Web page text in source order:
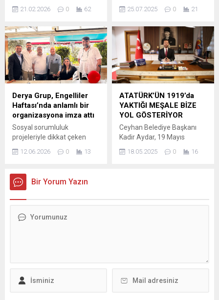
açılması planlanan dev
hızlanacak hem de
sürücüler derin bir nefes
alacak. Adana ile Taşucu
arasındaki seyahat süresi
ise 1 saat 45 dakikaya
inecek. Sürüş güvenliğini ve
kesintisiz trafik akışını
sağlamak amacıyla
güzergâh boyunca devasa
yapılar...
21.02.2026 0 62
Emrah Beriş, Türkiye’nin
üniversiteleri ile birlikte çok
sayıda yabancı üniversitenin
de katıldığı Tercih Fuarında
Çukurova Üniversitesi
standında öğrencilerle bir
araya geldi. Çukurova
Üniversitesi, gençlerin
eğitim hayatlarını
şekillendirecek önemli bir
2025’te yerini alarak
üniversite adaylarını
bilgilendirdi....
25.07.2025 0 21
Derya Grup, Engelliler
Haftası’nda anlamlı bir
organizasyona imza attı
Sosyal sorumluluk
projeleriyle dikkat çeken
Haftası kapsamında anlamlı
Türkiye Sakatlar Derneği
Mersin Şubesi iş birliğiyle
Derya Grup, farkındalık,
Aykut...
12.06.2026 0 13
ATATÜRK’ÜN 1919’da
YAKTIĞI MEŞALE BİZE
YOL GÖSTERİYOR
Ceyhan Belediye Başkanı
Kadir Aydar, 19 Mayıs
Spor Bayramı dolayısıyla
18.05.2025 0 16
Bir Yorum Yazın